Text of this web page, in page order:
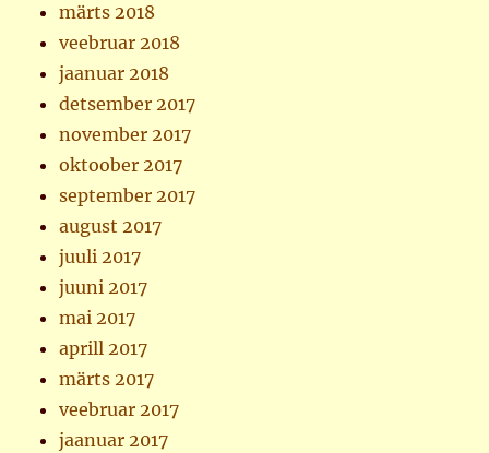
märts 2018
veebruar 2018
jaanuar 2018
detsember 2017
november 2017
oktoober 2017
september 2017
august 2017
juuli 2017
juuni 2017
mai 2017
aprill 2017
märts 2017
veebruar 2017
jaanuar 2017